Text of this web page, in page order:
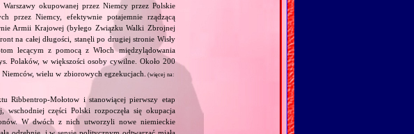
okupowanej przez Niemcy przez Polskie
przez Niemcy, efektywnie potajemnie rządzącą
Armii Krajowej (byłego Związku Walki Zbrojnej
na całej długości, stanęli po drugiej stronie Wisły
lecącym z pomocą z Włoch międzylądowania
Polaków, w większości osoby cywilne. Około 200
wielu w zbiorowych egzekucjach.
(więcej na:
Ribbentrop‐Mołotow i stanowiącej pierwszy etap
części Polski rozpoczęła się okupacja
W dwóch z nich utworzyli nowe niemieckie